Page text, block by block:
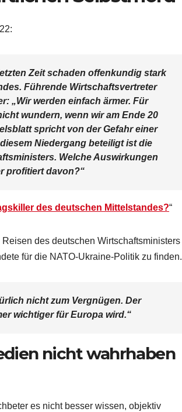
Zeit schaden offenkundig stark
Führende Wirtschaftsvertreter
„Wir werden einfach ärmer. Für
wundern, wenn wir am Ende 20
spricht von der Gefahr einer
Niedergang beteiligt ist die
Welche Auswirkungen
profitiert davon?“
des deutschen Mittelstandes?“
des deutschen Wirtschaftsministers
für die NATO-Ukraine-Politik zu finden.
nicht zum Vergnügen. Der
wichtiger für Europa wird.“
nicht wahrhaben
es nicht besser wissen, objektiv